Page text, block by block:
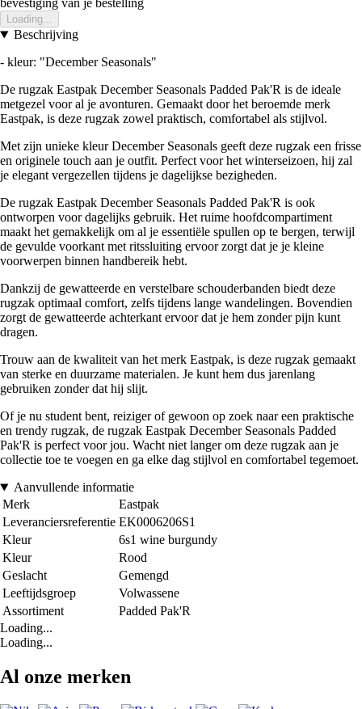
bevestiging van je bestelling
Loading...
Beschrijving
- kleur: "December Seasonals"
De rugzak Eastpak December Seasonals Padded Pak'R is de ideale
metgezel voor al je avonturen. Gemaakt door het beroemde merk
Eastpak, is deze rugzak zowel praktisch, comfortabel als stijlvol.
Met zijn unieke kleur December Seasonals geeft deze rugzak een frisse
en originele touch aan je outfit. Perfect voor het winterseizoen, hij zal
je elegant vergezellen tijdens je dagelijkse bezigheden.
De rugzak Eastpak December Seasonals Padded Pak'R is ook
ontworpen voor dagelijks gebruik. Het ruime hoofdcompartiment
maakt het gemakkelijk om al je essentiële spullen op te bergen, terwijl
de gevulde voorkant met ritssluiting ervoor zorgt dat je je kleine
voorwerpen binnen handbereik hebt.
Dankzij de gewatteerde en verstelbare schouderbanden biedt deze
rugzak optimaal comfort, zelfs tijdens lange wandelingen. Bovendien
zorgt de gewatteerde achterkant ervoor dat je hem zonder pijn kunt
dragen.
Trouw aan de kwaliteit van het merk Eastpak, is deze rugzak gemaakt
van sterke en duurzame materialen. Je kunt hem dus jarenlang
gebruiken zonder dat hij slijt.
Of je nu student bent, reiziger of gewoon op zoek naar een praktische
en trendy rugzak, de rugzak Eastpak December Seasonals Padded
Pak'R is perfect voor jou. Wacht niet langer om deze rugzak aan je
collectie toe te voegen en ga elke dag stijlvol en comfortabel tegemoet.
Aanvullende informatie
Merk
Eastpak
Leveranciersreferentie EK0006206S1
Kleur
6s1 wine burgundy
Kleur
Rood
Geslacht
Gemengd
Leeftijdsgroep
Volwassene
Assortiment
Padded Pak'R
Loading...
Loading...
Al onze merken